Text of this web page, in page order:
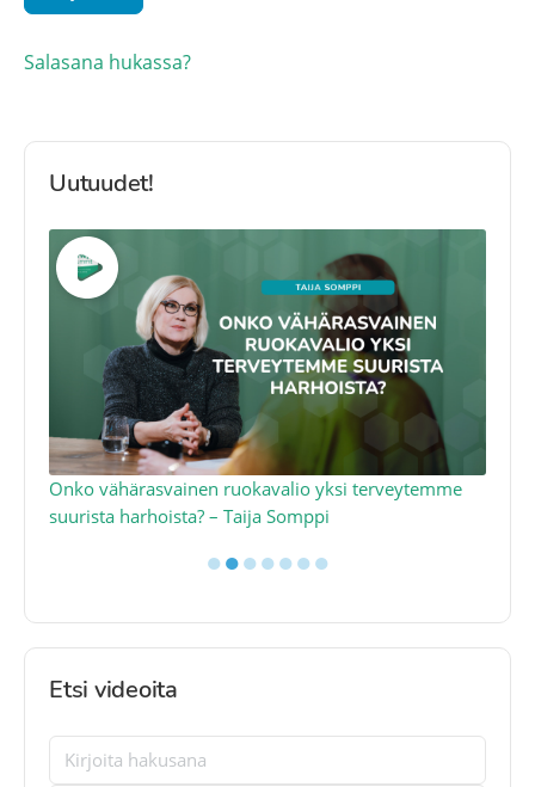
Salasana hukassa?
Uutuudet!
Onko vähärasvainen ruokavalio yksi terveytemme
suurista harhoista? – Taija Somppi
●●●●●●●
Etsi videoita